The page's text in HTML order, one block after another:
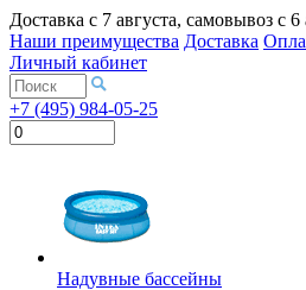
Доставка с 7 августа, самовывоз с 6
Наши преимущества Доставка
Личный кабинет
+7 (495) 984-05-25
Надувные бассейны